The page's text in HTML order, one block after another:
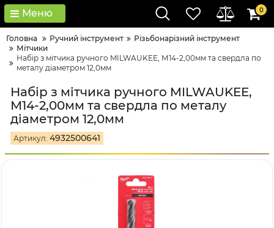
Меню 0
Головна Ручний інструмент
Різьбонарізний інструмент
Мітчики
Набір з мітчика ручного MILWAUKEE, М14-2,00мм та свердла по
металу діаметром 12,0мм
Набір з мітчика ручного MILWAUKEE,
М14-2,00мм та свердла по металу
діаметром 12,0мм
Артикул: 4932500641